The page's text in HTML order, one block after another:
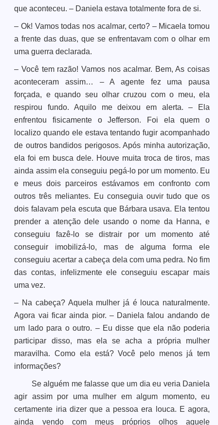
que aconteceu. – Daniela estava totalmente fora de si.
– Ok! Vamos todas nos acalmar, certo? – Micaela tomou
a frente das duas, que se enfrentavam com o olhar em
uma guerra declarada.
– Você tem razão! Vamos nos acalmar. Bem, As coisas
aconteceram assim… – A agente fez uma pausa
forçada, e quando seu olhar cruzou com o meu, ela
respirou fundo. Aquilo me deixou em alerta. – Ela
enfrentou fisicamente o Jefferson. Foi ela quem o
localizo quando ele estava tentando fugir acompanhado
de outros bandidos perigosos. Após minha autorização,
ela foi em busca dele. Houve muita troca de tiros, mas
ainda assim ela conseguiu pegá-lo por um momento. Eu
e meus dois parceiros estávamos em confronto com
outros três meliantes. Eu conseguia ouvir tudo que os
dois falavam pela escuta que Bárbara usava. Ela tentou
prender a atenção dele usando o nome da Hanna, e
conseguiu fazê-lo se distrair por um momento até
conseguir imobilizá-lo, mas de alguma forma ele
conseguiu acertar a cabeça dela com uma pedra. No fim
das contas, infelizmente ele conseguiu escapar mais
uma vez.
– Na cabeça? Aquela mulher já é louca naturalmente.
Agora vai ficar ainda pior. – Daniela falou andando de
um lado para o outro. – Eu disse que ela não poderia
participar disso, mas ela se acha a própria mulher
maravilha. Como ela está? Você pelo menos já tem
informações?
Se alguém me falasse que um dia eu veria Daniela
agir assim por uma mulher em algum momento, eu
certamente iria dizer que a pessoa era louca. E agora,
ainda vendo com meus próprios olhos aquele